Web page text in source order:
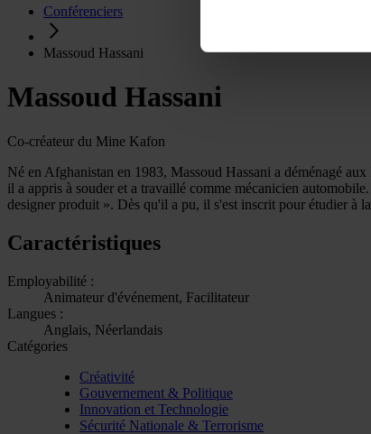
Conférenciers
Massoud Hassani
Massoud Hassani
Co-créateur du Mine Kafon
Né en Afghanistan en 1983, Massoud Hassani a déménagé
il a appris à souder et a travaillé comme mécanicien
designer produit ». Dès qu'il a pu, il s'est inscrit pour étudier à
Caractéristiques
Employabilité :
Animateur d'événement, Facilitateur
Langues :
Anglais, Néerlandais
Catégories
Créativité
Gouvernement & Politique
Innovation et Technologie
Sécurité Nationale & Terrorisme